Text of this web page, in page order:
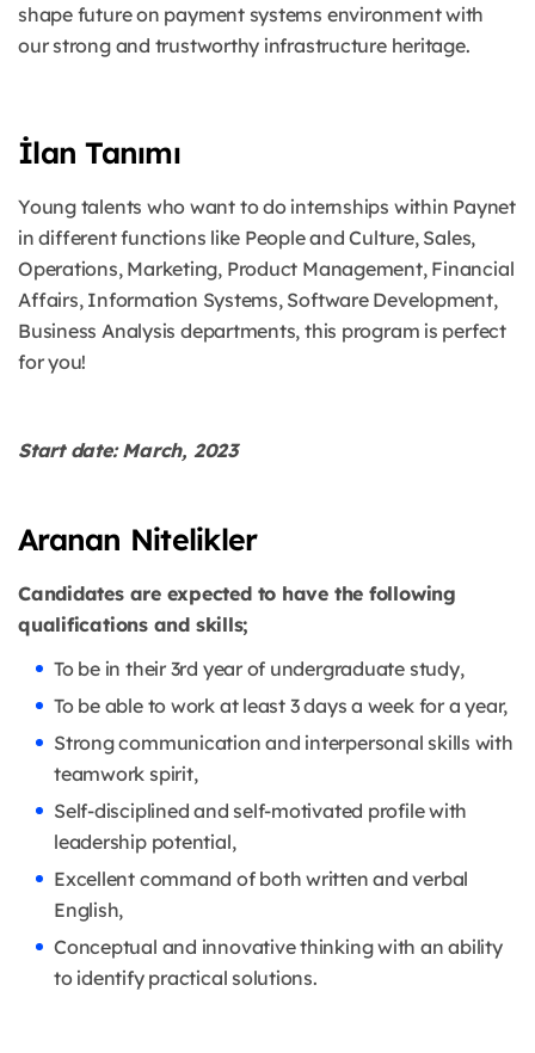
shape future on payment systems environment with
our strong and trustworthy infrastructure heritage.
İlan Tanımı
Young talents who want to do internships within Paynet
in different functions like People and Culture, Sales,
Operations, Marketing, Product Management, Financial
Affairs, Information Systems, Software Development,
Business Analysis departments, this program is perfect
for you!
Start date: March, 2023
Aranan Nitelikler
Candidates are expected to have the following
qualifications and skills;
To be in their 3rd year of undergraduate study,
To be able to work at least 3 days a week for a year,
Strong communication and interpersonal skills with
teamwork spirit,
Self-disciplined and self-motivated profile with
leadership potential,
Excellent command of both written and verbal
English,
Conceptual and innovative thinking with an ability
to identify practical solutions.